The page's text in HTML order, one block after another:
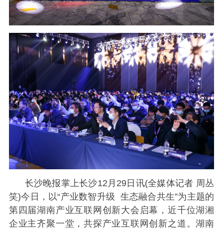
长沙晚报掌上长沙12月29日讯(全媒体记者 周丛
笑)今日，以“产业数智升级 生态融合共生”为主题的
第四届湖南产业互联网创新大会启幕，近千位湖湘
企业主齐聚一堂，共探产业互联网创新之道。湖南